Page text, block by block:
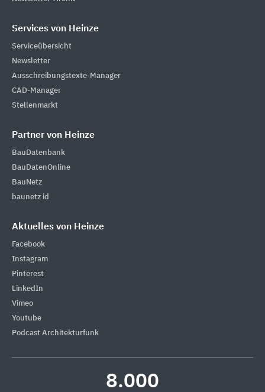
Services von Heinze
Serviceübersicht
Newsletter
Ausschreibungstexte-Manager
CAD-Manager
Stellenmarkt
Partner von Heinze
BauDatenbank
BauDatenOnline
BauNetz
baunetz id
Aktuelles von Heinze
Facebook
Instagram
Pinterest
LinkedIn
Vimeo
Youtube
Podcast Architekturfunk
8.000